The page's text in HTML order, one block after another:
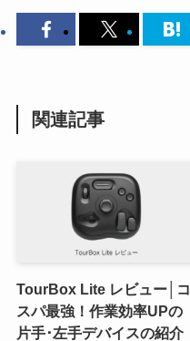
関連記事
TourBox Lite レビュー│コ
スパ最強！作業効率UPの
片手･左手デバイスの紹介